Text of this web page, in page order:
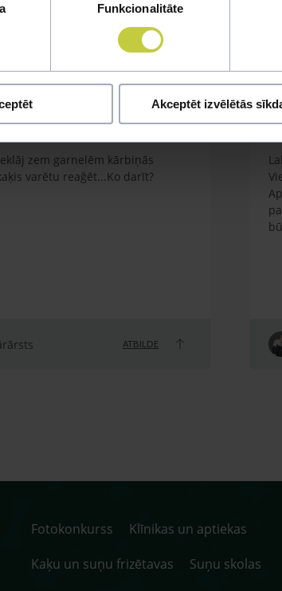
Funkcionalitāte
Akceptēt izvēlētās
Jūsu jautājumu
zem garnelēm kārbiņās
varētu reağēt...Ko darīt?
ATBILDE
Fotokonkurss
Klīnikas un aptiekas
Kaķu un suņu frizētavas
Suņu skolas